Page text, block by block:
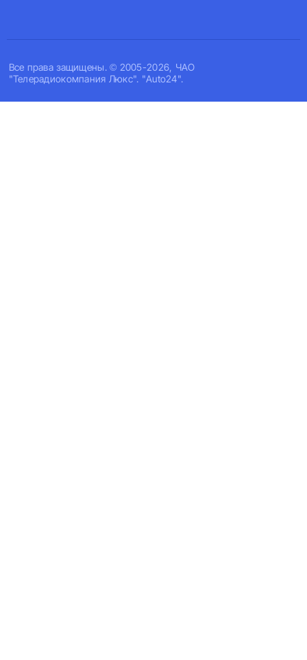
Все права защищены. © 2005-2026, ЧАО
"Телерадиокомпания Люкс". "Auto24".